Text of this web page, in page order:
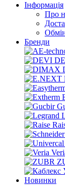
Інформація
Про
Бренди
Новинки